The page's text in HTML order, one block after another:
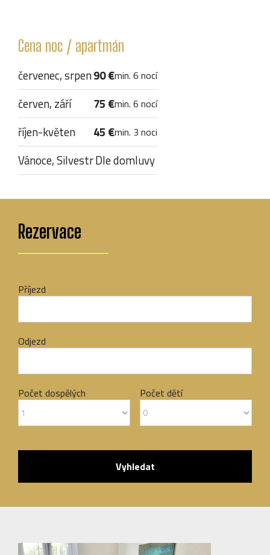
Cena noc / apartmán
červenec, srpen90 €min. 6 nocí
červen, září 75 €min. 6 nocí
říjen-květen 45 €min. 3 noci
Vánoce, SilvestrDle domluvy
Rezervace
Příjezd
Odjezd
Počet dospělých Počet dětí